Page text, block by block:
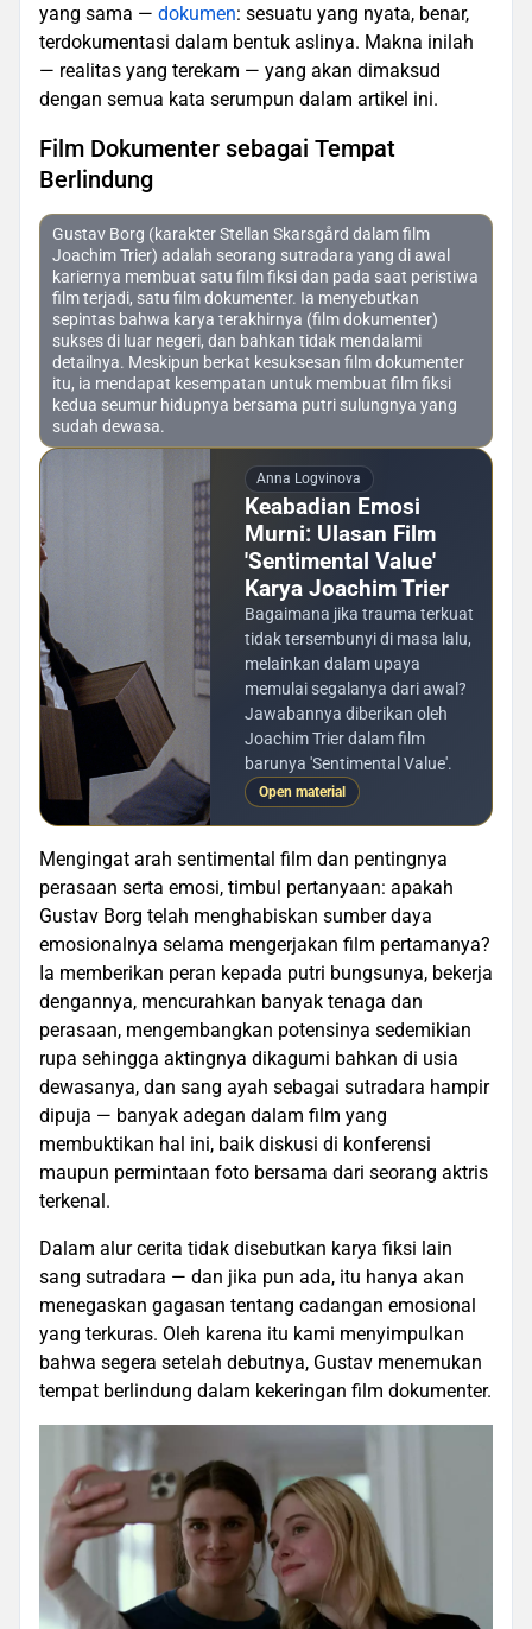
yang sama — dokumen: sesuatu yang nyata, benar,
terdokumentasi dalam bentuk aslinya. Makna inilah
— realitas yang terekam — yang akan dimaksud
dengan semua kata serumpun dalam artikel ini.
Film Dokumenter sebagai Tempat
Berlindung
Gustav Borg (karakter Stellan Skarsgård dalam film
Joachim Trier) adalah seorang sutradara yang di awal
kariernya membuat satu film fiksi dan pada saat peristiwa
film terjadi, satu film dokumenter. Ia menyebutkan
sepintas bahwa karya terakhirnya (film dokumenter)
sukses di luar negeri, dan bahkan tidak mendalami
detailnya. Meskipun berkat kesuksesan film dokumenter
itu, ia mendapat kesempatan untuk membuat film fiksi
kedua seumur hidupnya bersama putri sulungnya yang
sudah dewasa.
Anna Logvinova
Keabadian Emosi
Murni: Ulasan Film
'Sentimental Value'
Karya Joachim Trier
Bagaimana jika trauma terkuat
tidak tersembunyi di masa lalu,
melainkan dalam upaya
memulai segalanya dari awal?
Jawabannya diberikan oleh
Joachim Trier dalam film
barunya 'Sentimental Value'.
Open material
Mengingat arah sentimental film dan pentingnya
perasaan serta emosi, timbul pertanyaan: apakah
Gustav Borg telah menghabiskan sumber daya
emosionalnya selama mengerjakan film pertamanya?
Ia memberikan peran kepada putri bungsunya, bekerja
dengannya, mencurahkan banyak tenaga dan
perasaan, mengembangkan potensinya sedemikian
rupa sehingga aktingnya dikagumi bahkan di usia
dewasanya, dan sang ayah sebagai sutradara hampir
dipuja — banyak adegan dalam film yang
membuktikan hal ini, baik diskusi di konferensi
maupun permintaan foto bersama dari seorang aktris
terkenal.
Dalam alur cerita tidak disebutkan karya fiksi lain
sang sutradara — dan jika pun ada, itu hanya akan
menegaskan gagasan tentang cadangan emosional
yang terkuras. Oleh karena itu kami menyimpulkan
bahwa segera setelah debutnya, Gustav menemukan
tempat berlindung dalam kekeringan film dokumenter.